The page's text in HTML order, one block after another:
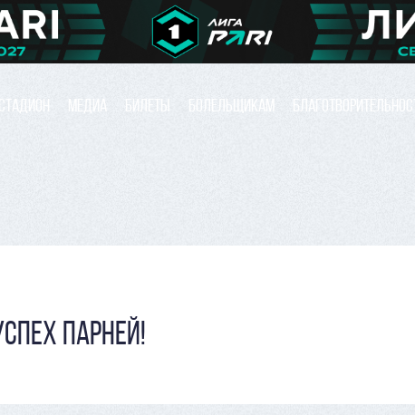
СТАДИОН МЕДИА БИЛЕТЫ БОЛЕЛЬЩИКАМ
ПАРНЕЙ!